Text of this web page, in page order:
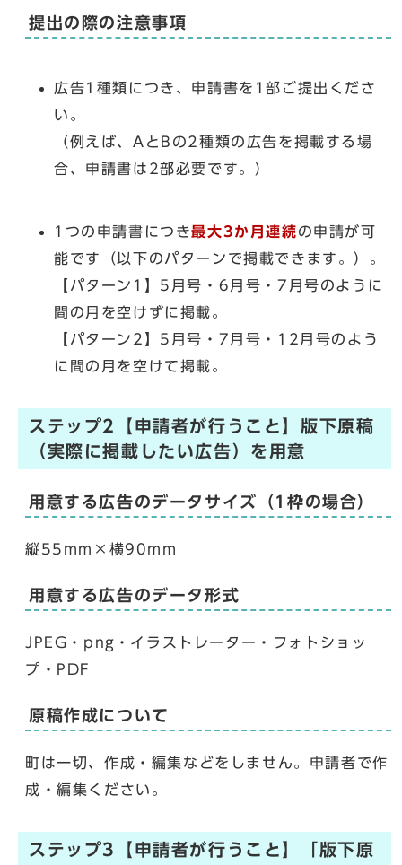
提出の際の注意事項
広告1種類につき、申請書を1部ご提出くださ
い。
（例えば、AとBの2種類の広告を掲載する場
合、申請書は2部必要です。）
1つの申請書につき最大3か月連続の申請が可
能です（以下のパターンで掲載できます。）。
【パターン1】5月号・6月号・7月号のように
間の月を空けずに掲載。
【パターン2】5月号・7月号・12月号のよう
に間の月を空けて掲載。
ステップ2【申請者が行うこと】版下原稿
（実際に掲載したい広告）を用意
用意する広告のデータサイズ（1枠の場合）
縦55mm×横90mm
用意する広告のデータ形式
JPEG・png・イラストレーター・フォトショッ
プ・PDF
原稿作成について
町は一切、作成・編集などをしません。申請者で作
成・編集ください。
ステップ3【申請者が行うこと】「版下原